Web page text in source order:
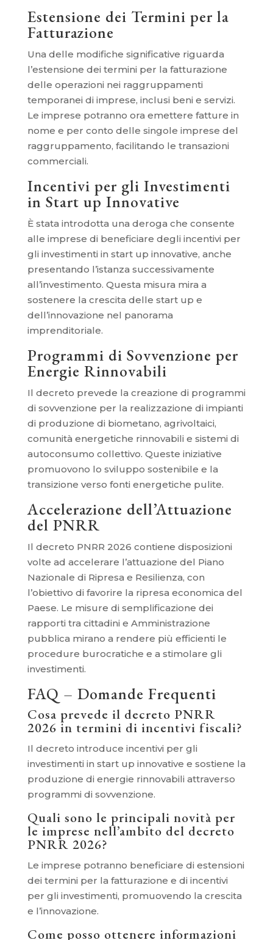
Estensione dei Termini per la
Fatturazione
Una delle modifiche significative riguarda
l’estensione dei termini per la fatturazione
delle operazioni nei raggruppamenti
temporanei di imprese, inclusi beni e servizi.
Le imprese potranno ora emettere fatture in
nome e per conto delle singole imprese del
raggruppamento, facilitando le transazioni
commerciali.
Incentivi per gli Investimenti
in Start up Innovative
È stata introdotta una deroga che consente
alle imprese di beneficiare degli incentivi per
gli investimenti in start up innovative, anche
presentando l’istanza successivamente
all’investimento. Questa misura mira a
sostenere la crescita delle start up e
dell’innovazione nel panorama
imprenditoriale.
Programmi di Sovvenzione per
Energie Rinnovabili
Il decreto prevede la creazione di programmi
di sovvenzione per la realizzazione di impianti
di produzione di biometano, agrivoltaici,
comunità energetiche rinnovabili e sistemi di
autoconsumo collettivo. Queste iniziative
promuovono lo sviluppo sostenibile e la
transizione verso fonti energetiche pulite.
Accelerazione dell’Attuazione
del PNRR
Il decreto PNRR 2026 contiene disposizioni
volte ad accelerare l’attuazione del Piano
Nazionale di Ripresa e Resilienza, con
l’obiettivo di favorire la ripresa economica del
Paese. Le misure di semplificazione dei
rapporti tra cittadini e Amministrazione
pubblica mirano a rendere più efficienti le
procedure burocratiche e a stimolare gli
investimenti.
FAQ – Domande Frequenti
Cosa prevede il decreto PNRR
2026 in termini di incentivi fiscali?
Il decreto introduce incentivi per gli
investimenti in start up innovative e sostiene la
produzione di energie rinnovabili attraverso
programmi di sovvenzione.
Quali sono le principali novità per
le imprese nell’ambito del decreto
PNRR 2026?
Le imprese potranno beneficiare di estensioni
dei termini per la fatturazione e di incentivi
per gli investimenti, promuovendo la crescita
e l’innovazione.
Come posso ottenere informazioni